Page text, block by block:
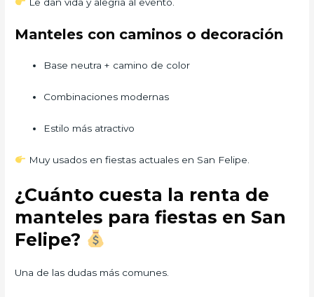
Manteles con caminos o decoración
Base neutra + camino de color
Combinaciones modernas
Estilo más atractivo
Muy usados en fiestas actuales en San Felipe.
¿Cuánto cuesta la renta de
manteles para fiestas en San
Felipe?
Una de las dudas más comunes.